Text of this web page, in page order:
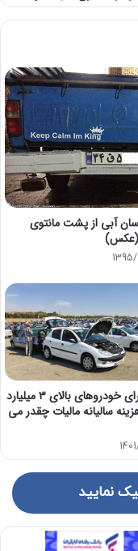
آبی از پشت مانتوی
(عکس)
مالیات برای خودروهای بالای ۳ میلیارد
سالیانه مالیات چقدر می
نمایید